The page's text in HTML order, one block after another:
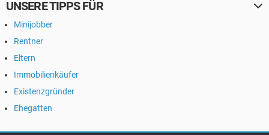
UNSERE TIPPS FÜR
Minijobber
Rentner
Eltern
Immobilienkäufer
Existenzgründer
Ehegatten